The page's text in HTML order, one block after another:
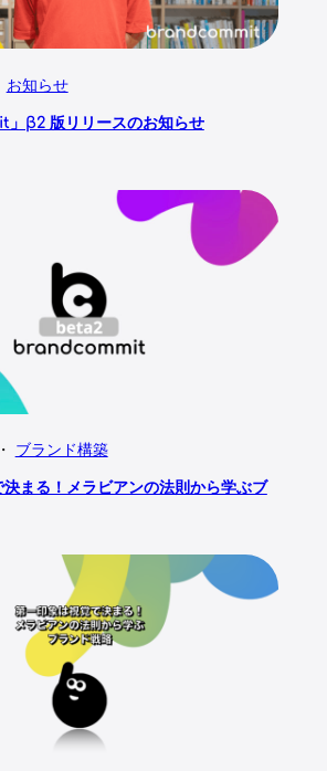
お知らせ
β2 版リリースのお知らせ
・ ブランド構築
まる！メラビアンの法則から学ぶブ